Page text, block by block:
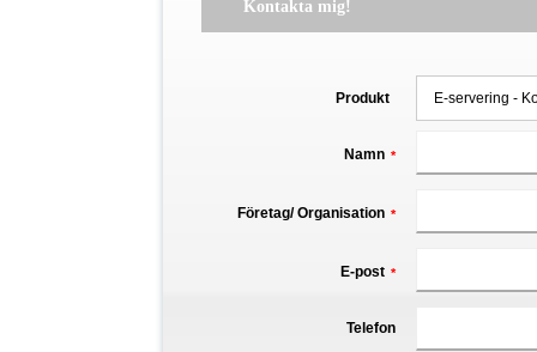
Kontakta mig!
Produkt
Namn *
Företag/ Organisation *
E-post *
Telefon